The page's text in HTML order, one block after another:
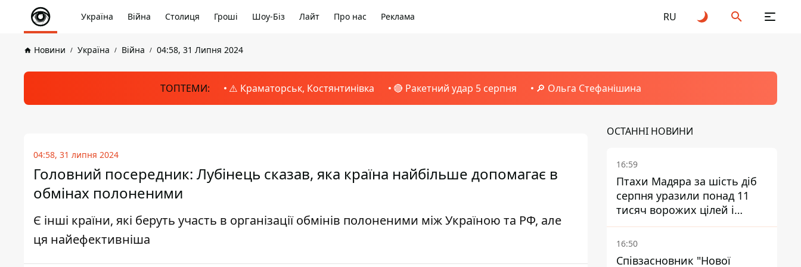
Україна Війна Столиця Гроші Шоу-Біз Лайт Про нас Реклама RU
Новини Україна Війна 04:58, 31 Липня 2024
ТОПТЕМИ: ⚠️ Краматорськ, Костянтинівка 🔴 Ракетний удар 5 серпня 🔎 Ольга Стефанішина
04:58, 31 липня 2024
Головний посередник: Лубінець сказав, яка країна найбільше допомагає в
обмінах полоненими
Є інші країни, які беруть участь в організації обмінів полоненими між Україною та РФ, але
ця найефективніша
ОСТАННІ НОВИНИ
16:59
Птахи Мадяра за шість діб
серпня уразили понад 11
тисяч ворожих цілей і
ліквідували близько двох
тисяч окупантів
16:50
Співзасновник "Нової